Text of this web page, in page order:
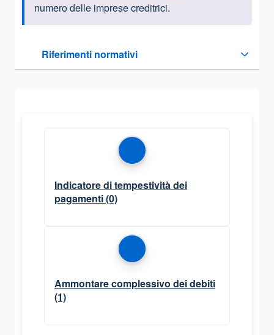
numero delle imprese creditrici.
Riferimenti normativi
Sezione compressa
Indicatore di tempestività dei
pagamenti(0)
Ammontare complessivo dei debiti
(1)